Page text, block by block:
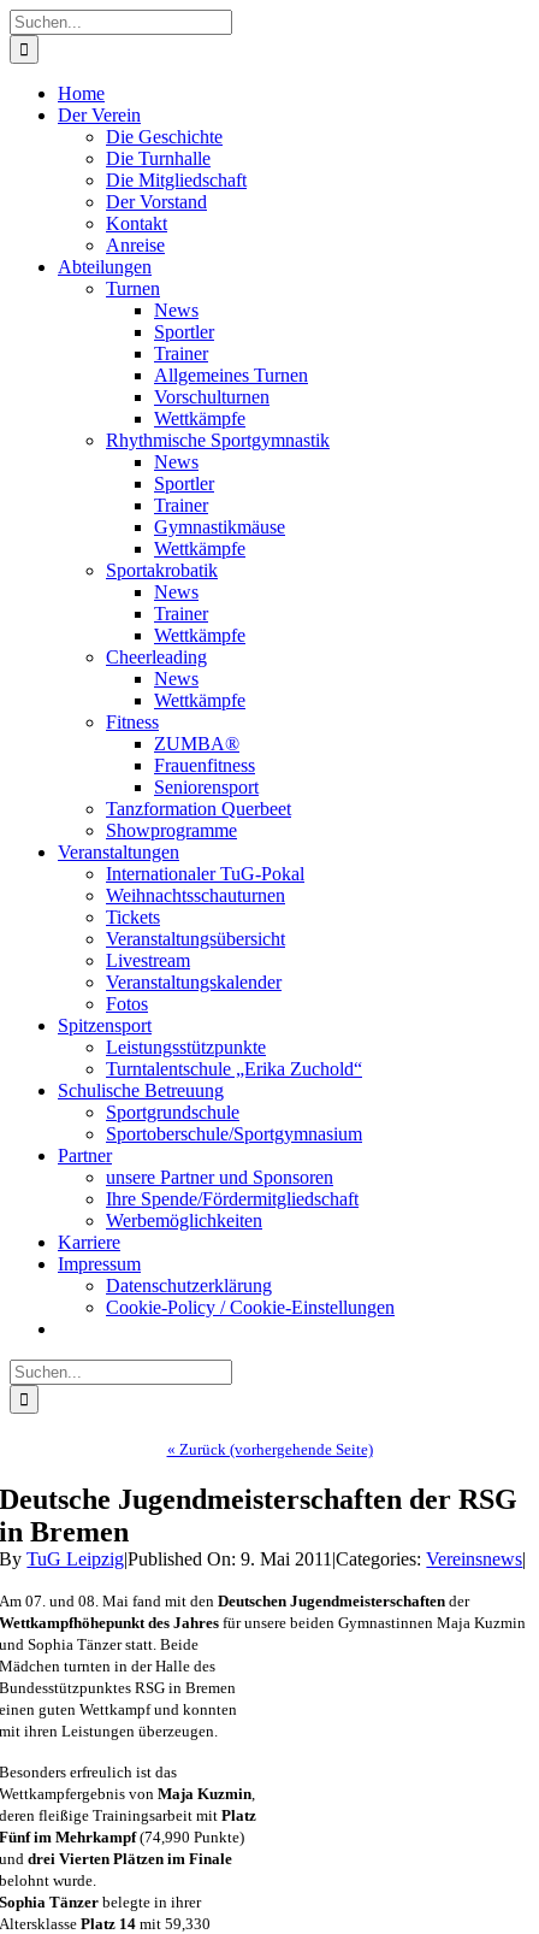
Zum
Inhalt
springen
Instagram
(Abteilung
RSG)
Instagram
(Abteilung
Turnen)
Instagram
(Abteilung
Akrobatik)
Instagram
(Abteilung
Cheerleading)
Facebook
X
YouTube
Suche
nach:
Home
Der Verein
Die Geschichte
Die Turnhalle
Die Mitgliedschaft
Der Vorstand
Kontakt
Anreise
Abteilungen
Turnen
News
Sportler
Trainer
Allgemeines Turnen
Vorschulturnen
Wettkämpfe
Rhythmische Sportgymnastik
News
Sportler
Trainer
Gymnastikmäuse
Wettkämpfe
Sportakrobatik
News
Trainer
Wettkämpfe
Cheerleading
News
Wettkämpfe
Fitness
ZUMBA®
Frauenfitness
Seniorensport
Tanzformation Querbeet
Showprogramme
Veranstaltungen
Internationaler TuG-Pokal
Weihnachtsschauturnen
Tickets
Veranstaltungsübersicht
Livestream
Veranstaltungskalender
Fotos
Spitzensport
Leistungsstützpunkte
Turntalentschule „Erika Zuchold“
Schulische Betreuung
Sportgrundschule
Sportoberschule/Sportgymnasium
Partner
unsere Partner und Sponsoren
Ihre Spende/Fördermitgliedschaft
Werbemöglichkeiten
Karriere
Impressum
Datenschutzerklärung
Cookie-Policy / Cookie-Einstellungen
Suche
nach:
« Zurück (vorhergehende Seite)
Deutsche Jugendmeisterschaften der RSG
in Bremen
ByTuG Leipzig|Published On: 9. Mai 2011 |Categories:Vereinsnews|
Am 07. und 08. Mai fand mit denDeutschen Jugendmeisterschaften der
Wettkampfhöhepunkt des Jahres für unserebeiden Gymnastinnen Maja Kuzmin
und Sophia Tänzer statt. Beide
Mädchen turnten in der Halle des
Bundesstützpunktes RSG in Bremen
einen guten Wettkampf und konnten
mit ihren Leistungen überzeugen.
Besonders erfreulich ist das
Wettkampfergebnis vonMaja Kuzmin,
deren fleißige Trainingsarbeit mitPlatz
Fünf im Mehrkampf(74,990 Punkte)
unddrei Vierten Plätzen im Finale
belohnt wurde.
Sophia Tänzer belegte in ihrer
AltersklassePlatz 14 mit 59,330